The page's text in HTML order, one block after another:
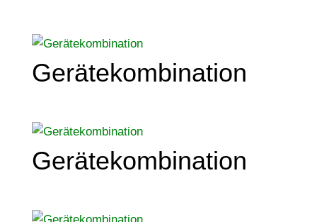
Gerätekombination
Gerätekombination